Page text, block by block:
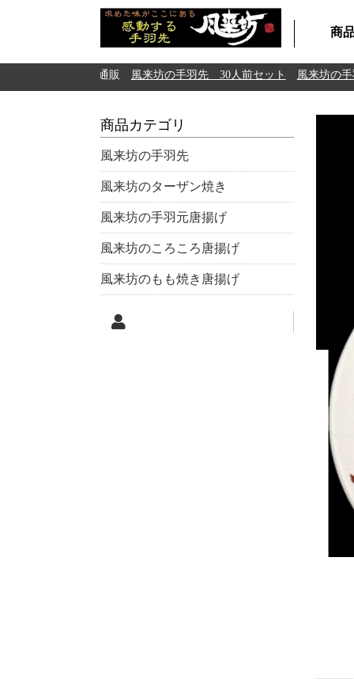
商
来坊の手羽先通販 風来坊の手羽先 30人前セット 風来坊の手羽
商品カテゴリ
風来坊の手羽先
風来坊のターザン焼き
風来坊の手羽元唐揚げ
風来坊のころころ唐揚げ
風来坊のもも焼き唐揚げ